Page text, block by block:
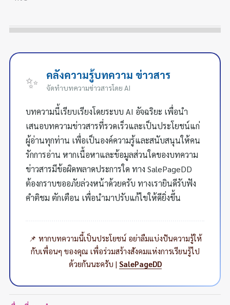
✨ คลังความรู้บทความ ข่าวสาร
จัดทำบทความข่าวสารโดย AI
บทความนี้เรียบเรียงโดยระบบ AI อัจฉริยะ เพื่อนำ
เสนอบทความข่าวสารที่รวดเร็วและเป็นประโยชน์แก่
ผู้อ่านทุกท่าน เพื่อเป็นองค์ความรู้และสนับสนุนให้คน
รักการอ่าน หากเนื้อหาและข้อมูลส่วนใดของบทความ
ข่าวสารมีข้อผิดพลาดประการใด ทาง SalePageDD
ต้องกราบขออภัยล่วงหน้าด้วยครับ ทางเรายินดีรับฟัง
คำติชม ตักเตือน เพื่อนำมาปรับแก้ไขให้ดียิ่งขึ้น
📌 หากบทความนี้เป็นประโยชน์ อย่าลืมแบ่งปันความรู้ให้
กับเพื่อนๆ ของคุณ เพื่อร่วมสร้างสังคมแห่งการเรียนรู้ไป
ด้วยกันนะครับ | SalePageDD